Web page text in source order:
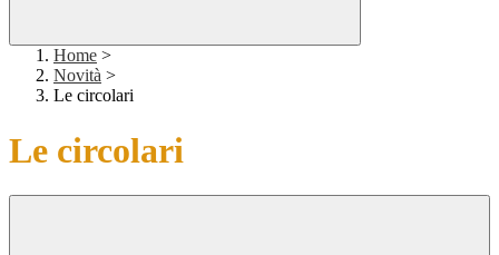
Home >
Novità >
Le circolari
Le circolari